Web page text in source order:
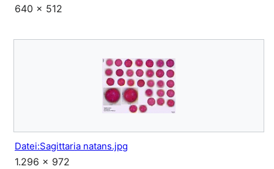
640 × 512
Datei:Sagittaria natans.jpg
1.296 × 972